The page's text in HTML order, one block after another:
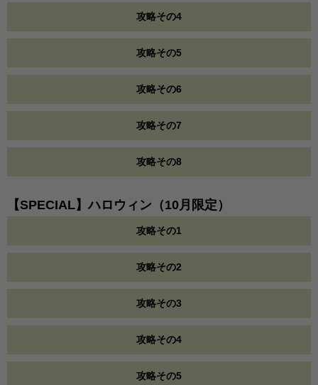
攻略その4
攻略その5
攻略その6
攻略その7
攻略その8
【SPECIAL】ハロウィン（10月限定）
攻略その1
攻略その2
攻略その3
攻略その4
攻略その5